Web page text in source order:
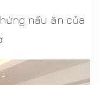
nấu ăn của